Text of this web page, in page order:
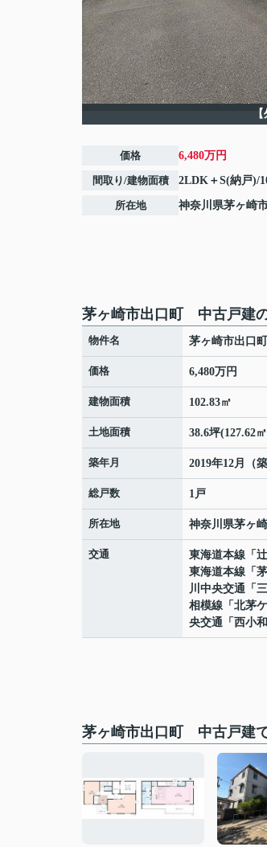
価格 6,480万円
間取り/建物面積 2LDK＋S(納戸)/
所在地 神奈川県茅ヶ崎
茅ヶ崎市出口町 中古戸建
物件名 茅ヶ崎市出口
価格 6,480万円
建物面積 102.83㎡
土地面積 38.6坪(127.62
築年月 2019年12月（築
総戸数 1戸
所在地 神奈川県茅ヶ
交通 東海道本線 「
東海道本線 「
川中央交通「
相模線 「 北茅
央交通「西小
茅ヶ崎市出口町 中古戸建